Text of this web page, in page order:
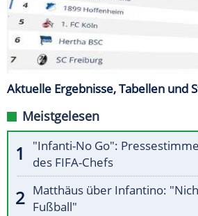
Aktuelle Ergebnisse, Tabellen und
Meistgelesen
"Infanti-No Go":
des FIFA-Chefs
Matthäus über Infantino:
Fußball"